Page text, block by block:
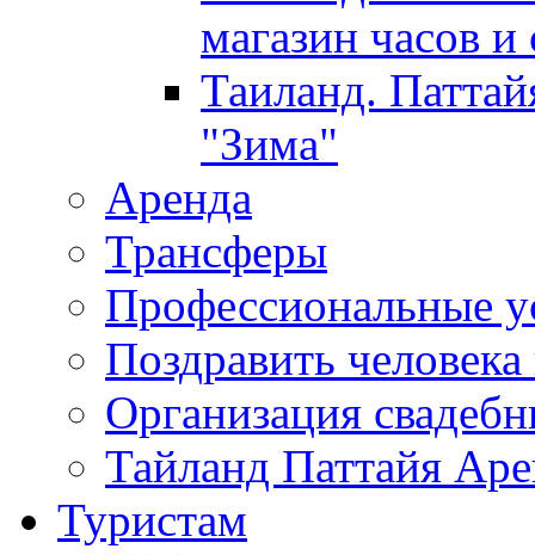
магазин часов
Таиланд.
"Зима"
Аренда
Трансферы
Профессиональные
Поздравить
Организация
Тайланд Паттайя
Туристам